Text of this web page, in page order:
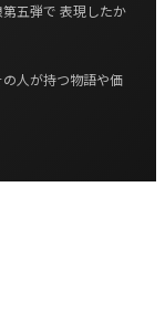
五弾で 表現したか
人が持つ物語や価